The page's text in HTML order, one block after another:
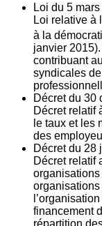
Loi du 5
Loi relative à
à la
janvier
contribuant
syndicales
Décret du 30
Décret relatif
le taux et les
des
Décret du 28
Décret relatif
organisations
financement